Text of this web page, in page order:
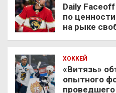
Daily
по
на рыке
ХОККЕЙ
«Витязь»
опытного
проведшего